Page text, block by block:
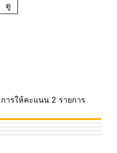
ดู
ารให้คะแนน 2 รายการ